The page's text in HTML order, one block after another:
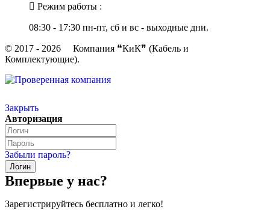
Режим работы :
08:30 - 17:30 пн-пт, сб и вс - выходные дни.
© 2017 - 2026 Компания ❝КиК❞ (Кабель и
Комплектующие).
Закрыть
Авторизация
Забыли пароль?
Впервые у нас?
Зарегистрируйтесь бесплатно и легко!